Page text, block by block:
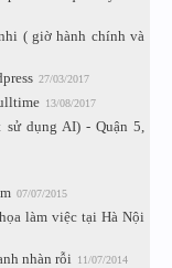
( giờ hành chính và
27/03/2017
13/08/2017
sử dụng AI) - Quận 5,
07/07/2015
làm việc tại Hà Nội
nhàn rỗi 11/07/2014